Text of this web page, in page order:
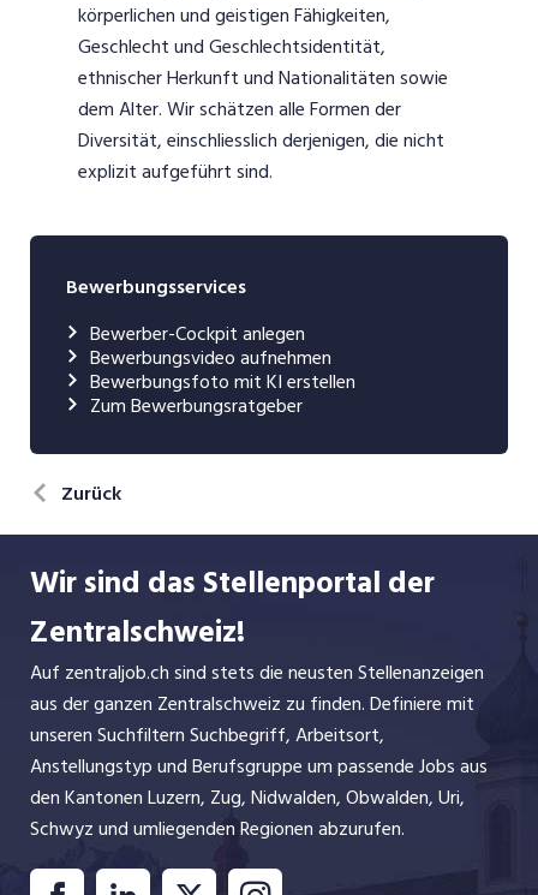
körperlichen und geistigen Fähigkeiten,
Geschlecht und Geschlechtsidentität,
ethnischer Herkunft und Nationalitäten sowie
dem Alter. Wir schätzen alle Formen der
Diversität, einschliesslich derjenigen, die nicht
explizit aufgeführt sind.
Bewerbungsservices
Bewerber-Cockpit anlegen
Bewerbungsvideo aufnehmen
Bewerbungsfoto mit KI erstellen
Zum Bewerbungsratgeber
Zurück
Wir sind das Stellenportal der
Zentralschweiz!
Auf zentraljob.ch sind stets die neusten Stellenanzeigen
aus der ganzen Zentralschweiz zu finden. Definiere mit
unseren Suchfiltern Suchbegriff, Arbeitsort,
Anstellungstyp und Berufsgruppe um passende Jobs aus
den Kantonen Luzern, Zug, Nidwalden, Obwalden, Uri,
Schwyz und umliegenden Regionen abzurufen.